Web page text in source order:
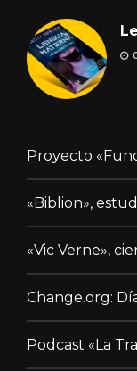
Proyecto
«Biblion»,
«Vic Verne»,
Change.org:
Podcast «La